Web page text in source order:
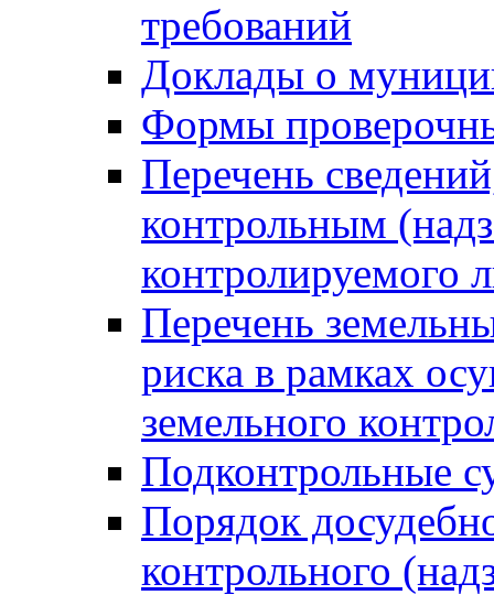
требований
Доклады о
Формы
Перечень
контрольным
контролируемого
Перечень
риска в рамках
земельного
Подконтрольные
Порядок
контрольного